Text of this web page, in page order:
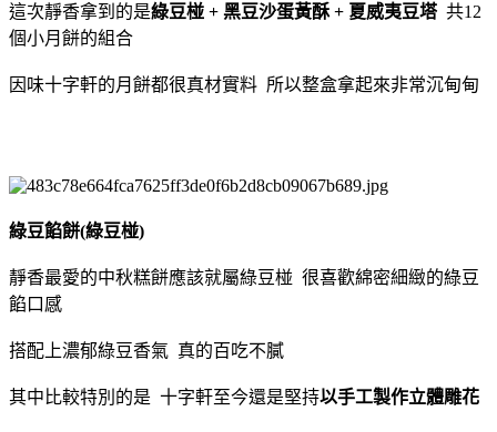
這次靜香拿到的是綠豆椪 + 黑豆沙蛋黃酥 + 夏威夷豆塔 共12
個小月餅的組合
因味十字軒的月餅都很真材實料 所以整盒拿起來非常沉甸甸
綠豆餡餅(綠豆椪)
靜香最愛的中秋糕餅應該就屬綠豆椪 很喜歡綿密細緻的綠豆
餡口感
搭配上濃郁綠豆香氣 真的百吃不膩
其中比較特別的是 十字軒至今還是堅持以手工製作立體雕花